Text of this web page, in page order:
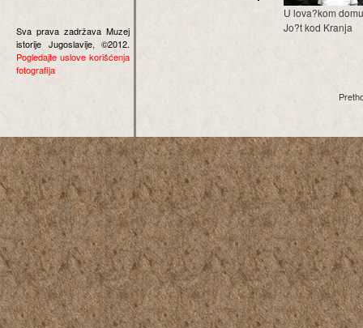
Sva prava zadržava Muzej
istorije Jugoslavije, ©2012.
Pogledajte uslove korišćenja
fotografija
U lova?kom
Jo?t kod Kranja